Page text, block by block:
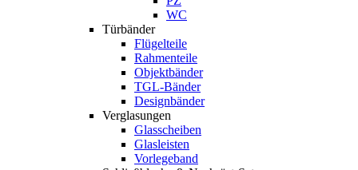
WC
Türbänder
Flügelteile
Rahmenteile
Objektbänder
TGL-Bänder
Designbänder
Verglasungen
Glasscheiben
Glasleisten
Vorlegeband